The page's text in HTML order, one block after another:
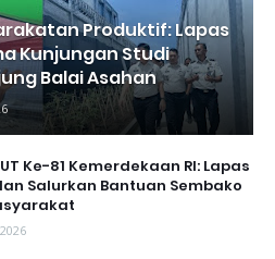
Produktif: Lapas
Kunjungan Studi
Balai Asahan
Ke-81 Kemerdekaan RI: Lapas
Salurkan Bantuan Sembako